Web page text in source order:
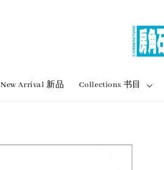
New Arrival 新品 Collections 书目